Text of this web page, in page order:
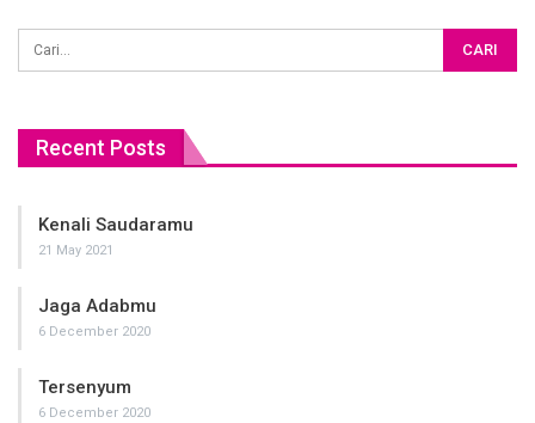
Recent Posts
Kenali Saudaramu
21 May 2021
Jaga Adabmu
6 December 2020
Tersenyum
6 December 2020